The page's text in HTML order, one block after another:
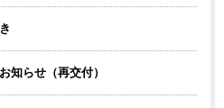
知らせ（再交付）